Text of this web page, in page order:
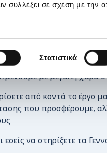
συλλέξει σε σχέση με
Στατιστικά
και φέτος στην
με μεγάλη χαρά
από κοντά το έργο
που προσφέρουμε,
εσείς να στηρίξετε τα